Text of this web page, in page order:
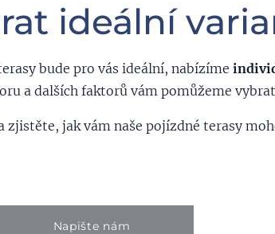
ideální
bude pro vás ideální, nabízíme
a dalších faktorů vám pomůžeme
zjistěte, jak vám naše pojízdné terasy
Napište nám